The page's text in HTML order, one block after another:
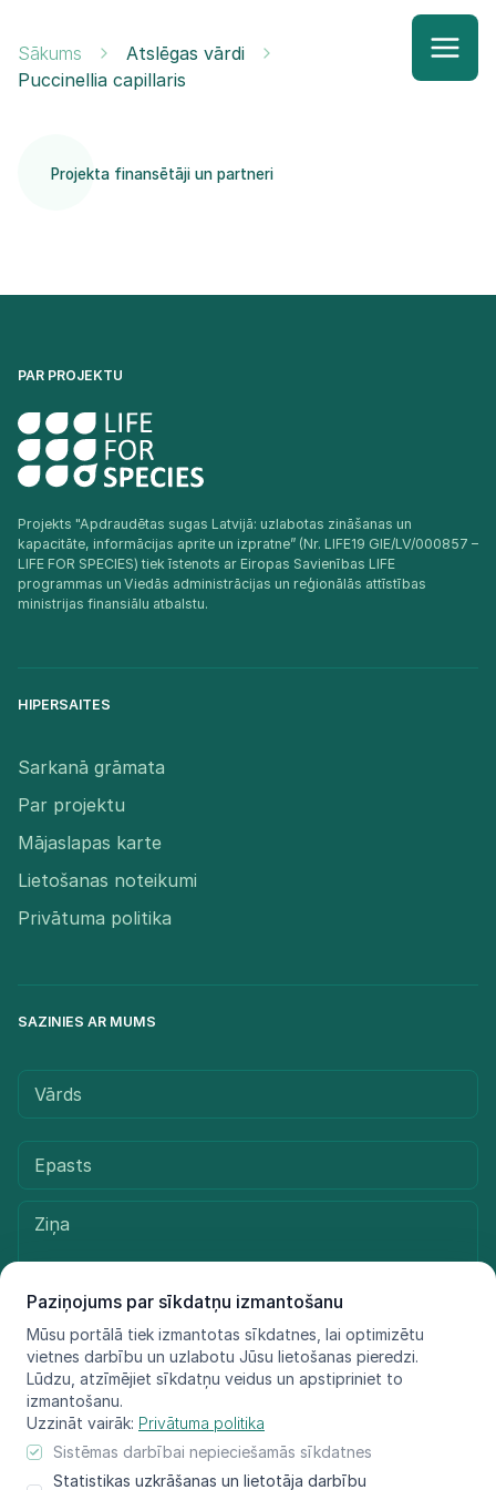
Paziņojums par sīkdatņu izmantošanu
Mūsu portālā tiek izmantotas sīkdatnes, lai optimizētu
vietnes darbību un uzlabotu Jūsu lietošanas pieredzi.
Lūdzu, atzīmējiet sīkdatņu veidus un apstipriniet to
izmantošanu.
Uzzināt vairāk: Privātuma politika
Sistēmas darbībai nepieciešamās sīkdatnes
Statistikas uzkrāšanas un lietotāja darbību
Sākums
Atslēgas vārdi
Puccinellia capillaris
Projekta finansētāji un partneri
PAR PROJEKTU
Projekts "Apdraudētas sugas Latvijā: uzlabotas zināšanas un
kapacitāte, informācijas aprite un izpratne” (Nr. LIFE19 GIE/LV/000857 –
LIFE FOR SPECIES) tiek īstenots ar Eiropas Savienības LIFE
programmas un Viedās administrācijas un reģionālās attīstības
ministrijas finansiālu atbalstu.​
HIPERSAITES
Sarkanā grāmata
Par projektu
Mājaslapas karte
Lietošanas noteikumi
Privātuma politika
SAZINIES AR MUMS
Sūtīt ziņu
© LIFE FOR SPECIES, 2021 - 2025
Informācija atspoguļo tikai projekta LIFE FOR SPECIES īstenotāju